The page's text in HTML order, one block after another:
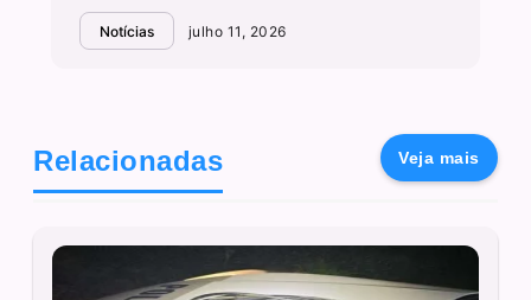
Notícias julho 11, 2026
Relacionadas Veja mais